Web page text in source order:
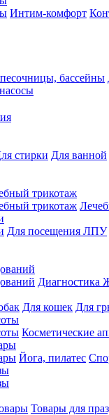
Интим-комфорт
бассейны
стирки Для ванной
трикотаж
трикотаж
Для посещения ЛПУ
Диагностика
Для кошек Для
Косметические
Йога, пилатес
Товары для